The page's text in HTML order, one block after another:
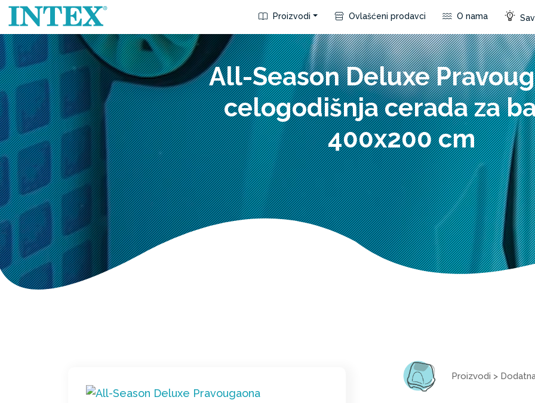
Proizvodi Ovlašćeni prodavci O nama
All-Season Deluxe
celogodišnja cerada za
400x200 cm
Proizvodi >